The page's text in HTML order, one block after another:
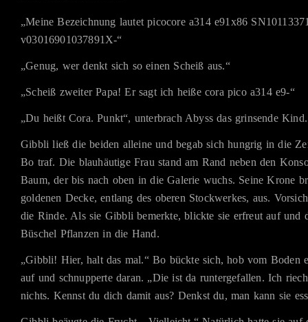
„Meine Bezeichnung lautet picocore a314 e91x86
v03016901037891X-“
„Genug, wer denkt sich so einen Scheiß aus.“
„Scheiß zweiter Papa! Er sagt ich heiße cora pico a314 e9-“
„Du heißt Cora. Punkt“, unterbrach Abyss das grinsende Kind.
Gibbli ließ die beiden alleine und begab sich hungrig in die
Bo traf. Die blauhäutige Frau stand am Rand neben den
Baum, der bis nach oben in die Galerie wuchs. Seine Krone
goldenen Decke, entlang des oberen Stockwerkes, aus.
die Rinde. Als sie Gibbli bemerkte, blickte sie erfreut auf und
Büschel Pflanzen in die Hand.
„Gibbli! Hier, halt das mal.“ Bo bückte sich, hob vom Boden
auf und schnupperte daran. „Die ist da runtergefallen. Ich
nichts. Kennst du dich damit aus? Denkst du, man kann sie